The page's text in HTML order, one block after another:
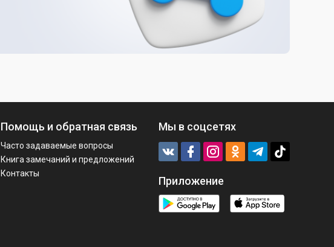
Помощь и обратная связь
Часто задаваемые вопросы
Книга замечаний и предложений
Контакты
Мы в соцсетях
Приложение